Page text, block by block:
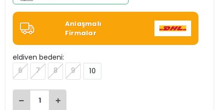
Anlaşmalı
Firmalar
eldiven bedeni:
6
7 8 9 10